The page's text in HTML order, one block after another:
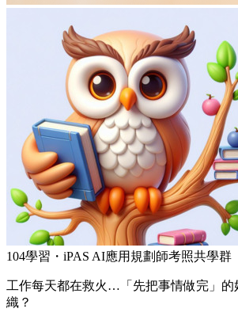
104學習・iPAS AI應用規劃師考照共學群
工作每天都在救火…「先把事情做完」的
織？